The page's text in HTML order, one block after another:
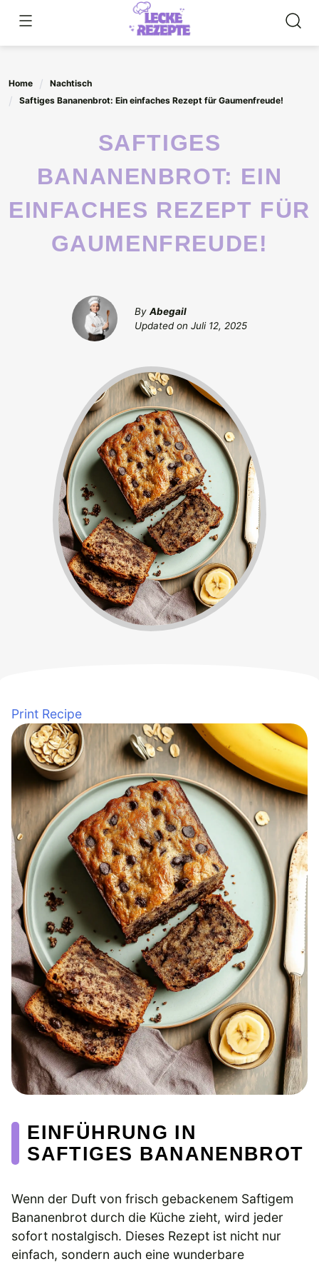
content
Home
Nachtisch
Saftiges Bananenbrot: Ein einfaches Rezept für Gaumenfreude!
SAFTIGES
BANANENBROT: EIN
EINFACHES REZEPT FÜR
GAUMENFREUDE!
By Abegail
Updated on Juli 12, 2025
Print Recipe
EINFÜHRUNG IN
SAFTIGES BANANENBROT
Wenn der Duft von frisch gebackenem Saftigem
Bananenbrot durch die Küche zieht, wird jeder
sofort nostalgisch. Dieses Rezept ist nicht nur
einfach, sondern auch eine wunderbare